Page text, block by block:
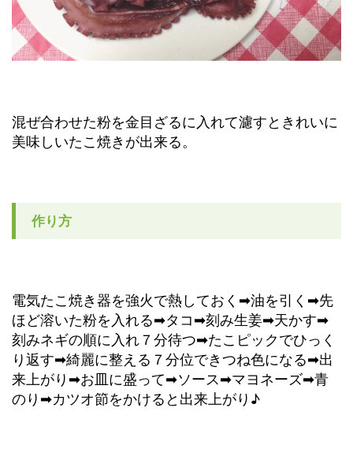
混ぜ合わせた粉を金目ざるに入れて濾すときれいに
美味しいたこ焼きが出来る。
作り方
電気たこ焼き器を強火で熱しておく➡油を引く➡先
ほど溶いた粉を入れる➡タコ➡刻み生姜➡天かす➡
刻みネギの順に入れ７分待つ➡たこピックでひっく
り返す➡綺麗に整える７分位できつね色になる➡出
来上がり➡お皿に盛って➡ソース➡マヨネーズ➡青
のり➡カツオ節をかけると出来上がり♪